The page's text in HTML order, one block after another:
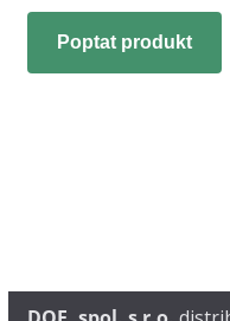
Poptat produkt